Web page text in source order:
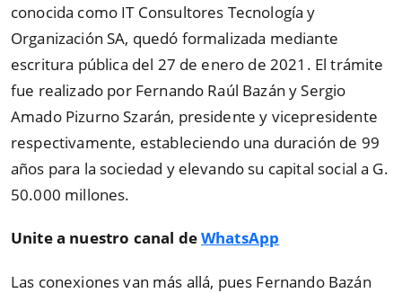
conocida como IT Consultores Tecnología y
Organización SA, quedó formalizada mediante
escritura pública del 27 de enero de 2021. El trámite
fue realizado por Fernando Raúl Bazán y Sergio
Amado Pizurno Szarán, presidente y vicepresidente
respectivamente, estableciendo una duración de 99
años para la sociedad y elevando su capital social a G.
50.000 millones.
Unite a nuestro canal deWhatsApp
Las conexiones van más allá, pues Fernando Bazán